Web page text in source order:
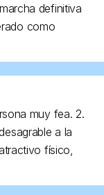
definitiva
como
muy fea. 2.
a la
físico,